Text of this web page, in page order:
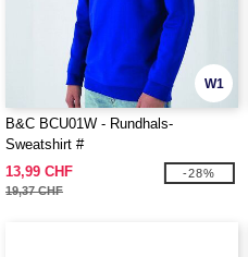
W1
B&C BCU01W - Rundhals-
Sweatshirt #
13,99 CHF
19,37 CHF
-28%